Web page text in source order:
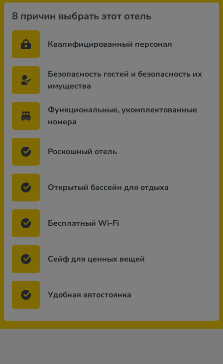
8 причин выбрать этот отель
Квалифицированный персонал
Безопасность гостей и безопасность их
имущества
Функциональные, укомплектованные
номера
Роскошный отель
Открытый бассейн для отдыха
Бесплатный Wi-Fi
Сейф для ценных вещей
Удобная автостоянка